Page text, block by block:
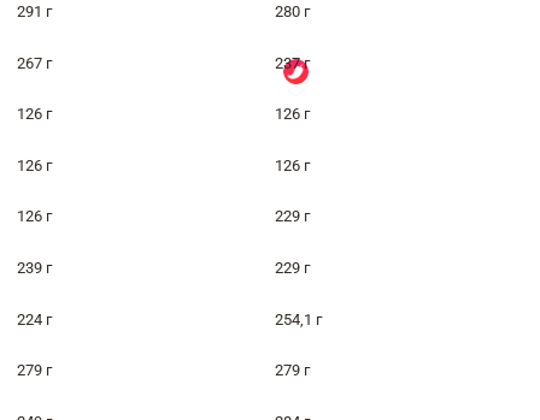
291 г 280 г
267 г 237 г
126 г 126 г
126 г 126 г
126 г 229 г
239 г 229 г
224 г 254,1 г
279 г 279 г